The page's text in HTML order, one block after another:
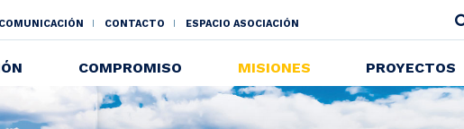
CONTACTO ESPACIO ASOCIACIÓN
COMPROMISO MISIONES PROYECTOS